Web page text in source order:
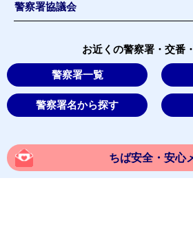
警察署協議会
お近くの警察署・交番
警察署一覧
警察署名から探す
ちば安全・安心